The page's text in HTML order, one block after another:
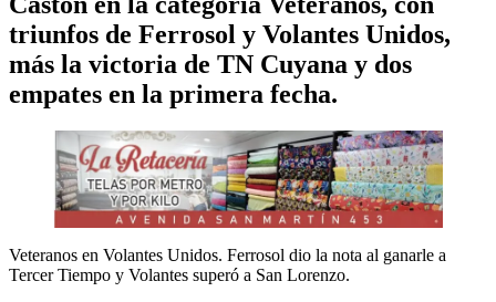
triunfos de Ferrosol y Volantes Unidos,
más la victoria de TN Cuyana y dos
empates en la primera fecha.
Veteranos en Volantes Unidos. Ferrosol dio la nota al ganarle a
Tercer Tiempo y Volantes superó a San Lorenzo.